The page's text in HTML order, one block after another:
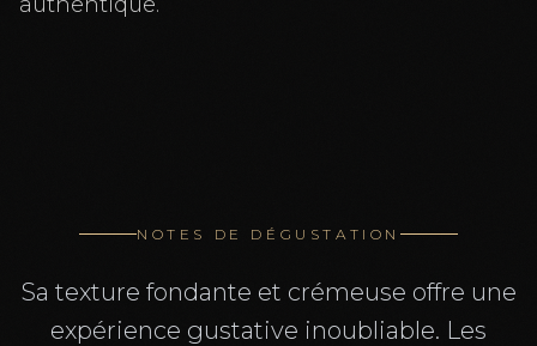
NOTES DE DÉGUSTATION
Sa texture fondante et crémeuse offre une
expérience gustative inoubliable. Les